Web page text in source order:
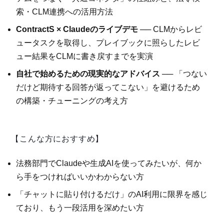
索・CLM連携への活用方法
ContractS × Claudeのライブデモ ── CLMからレビ
ュータスクを取得し、プレイブックに照らしたレビ
ュー結果をCLMに書き戻すまでを実演
自社で始めるための現実的なアドバイス ── 「つない
だけど期待する回答が返ってこない」を避けるため
の構築・チューニングの考え方
【こんな方におすすめ】
法務部門でClaudeや生成AIを使ってみたいが、何か
ら手をつければいいかわからない方
「チャットに貼り付けるだけ」のAI利用に限界を感じ
ており、もう一段活用を深めたい方